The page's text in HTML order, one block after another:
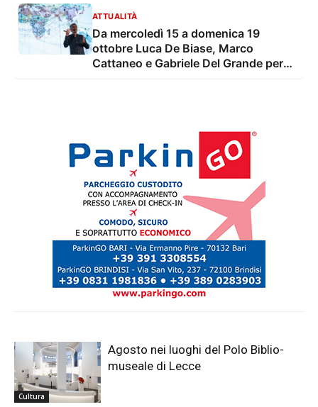
ATTUALITÀ
Da mercoledì 15 a domenica 19
ottobre Luca De Biase, Marco
Cattaneo e Gabriele Del Grande per
Cultura
Agosto nei luoghi del Polo Biblio-
museale di Lecce